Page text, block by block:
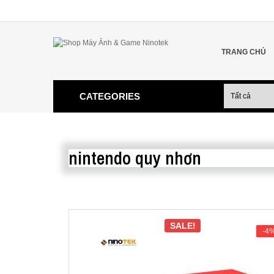
TRANG CHỦ
CATEGORIES
nintendo quy nhơn
-
-
SALE!